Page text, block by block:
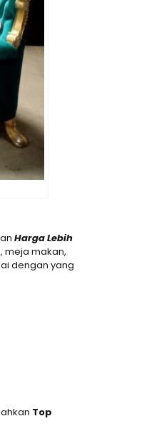
Harga Lebih
meja makan,
dengan yang
Top